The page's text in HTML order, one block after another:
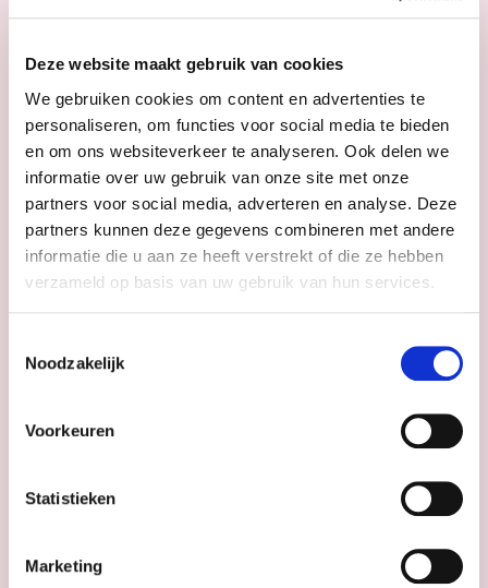
Deze website maakt gebruik van cookies
We gebruiken cookies om content en advertenties te
personaliseren, om functies voor social media te bieden
en om ons websiteverkeer te analyseren. Ook delen we
informatie over uw gebruik van onze site met onze
partners voor social media, adverteren en analyse. Deze
partners kunnen deze gegevens combineren met andere
informatie die u aan ze heeft verstrekt of die ze hebben
verzameld op basis van uw gebruik van hun services.
Noodzakelijk
Voorkeuren
Statistieken
Marketing
Geleidelijke afschrijving van 1% na 24 maanden
Formule **
12 maanden waardebehoud
Geleidelijke afschrijving van 1% na 12 maanden
Formule *
6 maanden waardebehoud
​​​​​​​​​​​​​​Voertuig = of > 2 jaar
Men start aan de oorspronkelijke cataloguswaarde
met 15%​​​​​​​ dalen